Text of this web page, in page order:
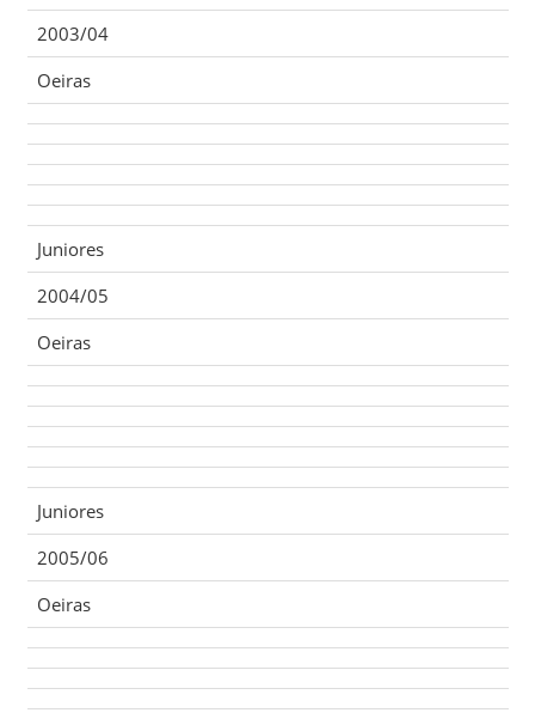
2003/04
Oeiras
Juniores
2004/05
Oeiras
Juniores
2005/06
Oeiras